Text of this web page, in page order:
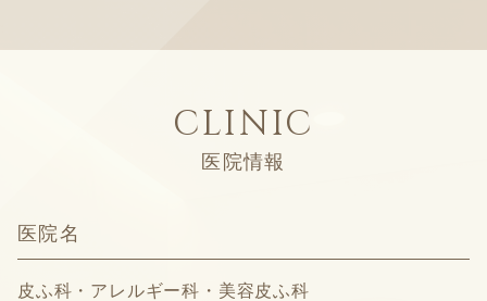
CLINIC
医院情報
医院名
皮ふ科・アレルギー科・美容皮ふ科